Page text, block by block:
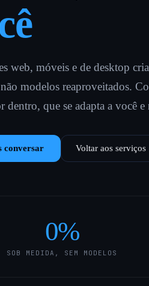
web, móveis e de desktop
modelos reaproveitados.
dentro, que se adapta a você
conversar Voltar aos serviços
0%
SOB MEDIDA, SEM MODELOS